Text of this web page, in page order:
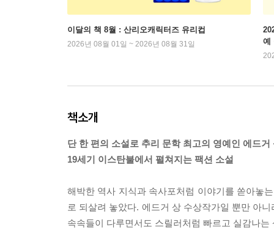
이달의 책 8월 : 산리오캐릭터즈 유리컵
2026년 08월 01일 ~ 2026년 08월 31일
예
책소개
단 한 편의 소설로 추리 문학 최고의 영예인 에드
19세기 이스탄불에서 펼쳐지는 팩션 소설
해박한 역사 지식과 속사포처럼 이야기를 쏟아놓
로 되살려 놓았다. 에드거 상 수상작가일 뿐만 아
속속들이 다루면서도 스릴러처럼 빠르고 실감나